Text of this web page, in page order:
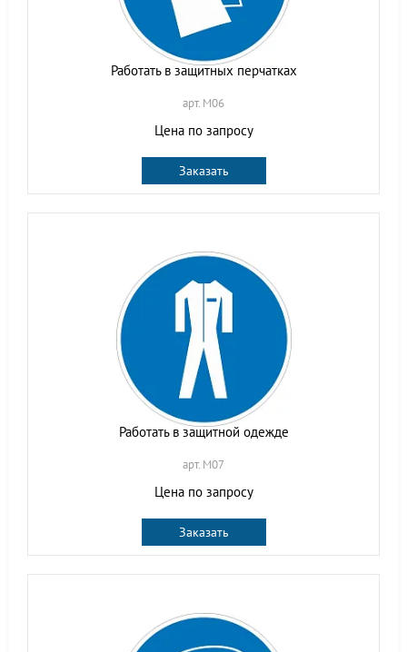
Работать в защитных перчатках
арт. M06
Цена по запросу
Заказать
Работать в защитной одежде
арт. M07
Цена по запросу
Заказать